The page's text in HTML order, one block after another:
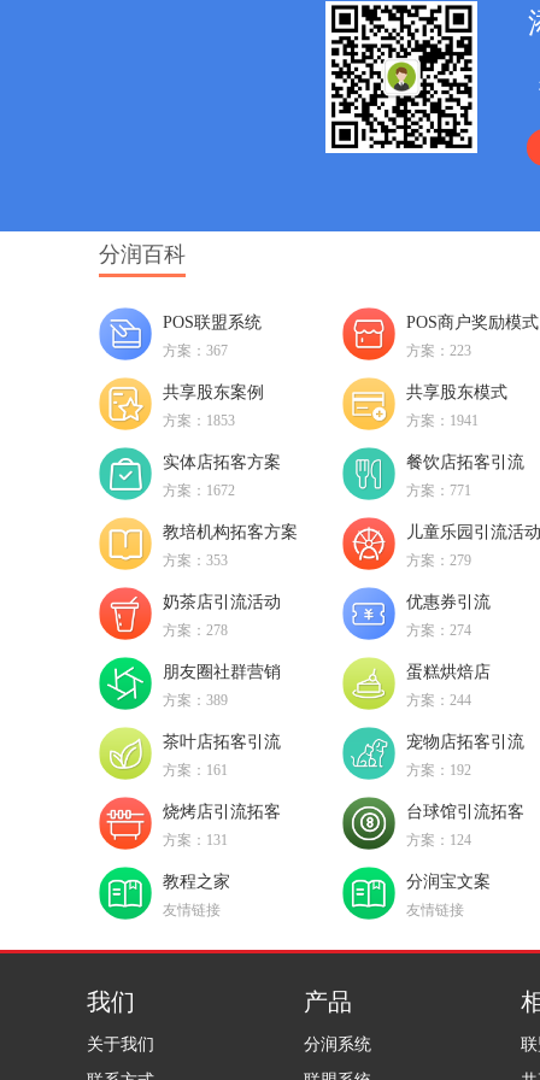
分润百科
POS联盟系统
方案：367
POS商户奖励模式
方案：223
共享股东案例
方案：1853
共享股东模式
方案：1941
实体店拓客方案
方案：1672
餐饮店拓客引流
方案：771
教培机构拓客方案
方案：353
儿童乐园引流活动
方案：279
奶茶店引流活动
方案：278
优惠券引流
方案：274
朋友圈社群营销
方案：389
蛋糕烘焙店
方案：244
茶叶店拓客引流
方案：161
宠物店拓客引流
方案：192
烧烤店引流拓客
方案：131
台球馆引流拓客
方案：124
教程之家
友情链接
分润宝文案
友情链接
我们
关于我们
产品
分润系统